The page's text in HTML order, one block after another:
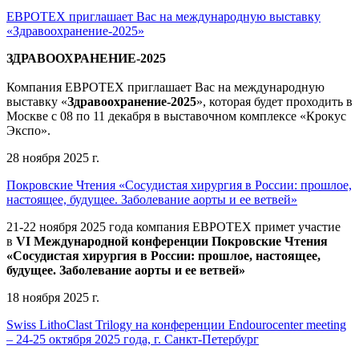
ЕВРОТЕХ приглашает Вас на международную выставку
«Здравоохранение-2025»
ЗДРАВООХРАНЕНИЕ-2025
Компания ЕВРОТЕХ приглашает Вас на международную
выставку «Здравоохранение-2025», которая будет проходить в
Москве с 08 по 11 декабря в выставочном комплексе «Крокус
Экспо».
28 ноября 2025 г.
Покровские Чтения «Сосудистая хирургия в России: прошлое,
настоящее, будущее. Заболевание аорты и ее ветвей»
21-22 ноября 2025 года компания ЕВРОТЕХ примет участие
в VI Международной конференции Покровские Чтения
«Сосудистая хирургия в России: прошлое, настоящее,
будущее. Заболевание аорты и ее ветвей»
18 ноября 2025 г.
Swiss LithoClast Trilogy на конференции Endourocenter meeting
– 24-25 октября 2025 года, г. Санкт-Петербург